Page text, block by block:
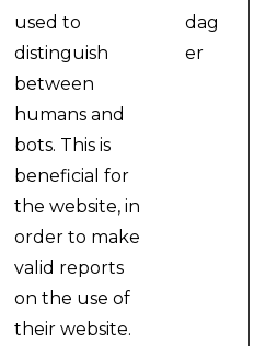
used to
distinguish
between
humans and
bots. This is
beneficial for
the website, in
order to make
valid reports
on the use of
their website.
dag
er